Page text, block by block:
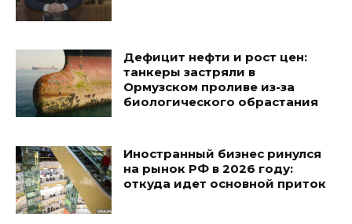
Дефицит нефти и рост цен:
танкеры застряли в
Ормузском проливе из-за
биологического обрастания
Иностранный бизнес ринулся
на рынок РФ в 2026 году:
откуда идет основной приток